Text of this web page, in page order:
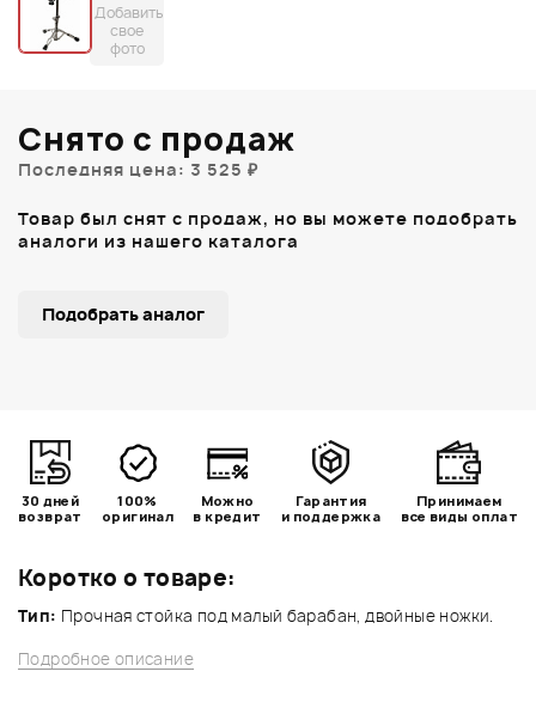
Добавить
свое
фото
Коротко о товаре:
Тип: Прочная стойка под малый барабан, двойные ножки.
Подробное описание
Снято с продаж
Последняя цена: 3 525 ₽
Товар был снят с продаж, но вы можете подобрать
аналоги из нашего каталога
Подобрать аналог
30 дней
возврат
100%
оригинал
Можно
в кредит
Гарантия
и поддержка
Принимаем
все виды оплат